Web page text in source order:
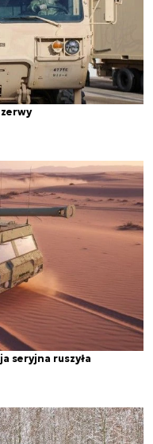
seryjna ruszyła